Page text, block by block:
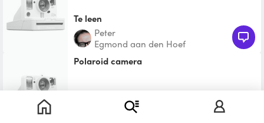
Te leen
Peter
Egmond aan den Hoef
polaroid camera